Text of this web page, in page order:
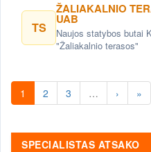
TS
ŽALIAKALNIO
UAB
Naujos statybos butai
"Žaliakalnio terasos"
1 2 3 … › »
SPECIALISTAS ATSAKO